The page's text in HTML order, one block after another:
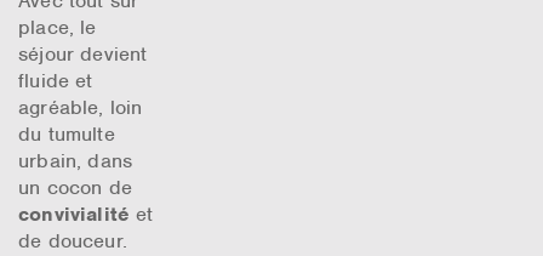
place, le
séjour devient
fluide et
agréable, loin
du tumulte
urbain, dans
un cocon de
convivialité et
de douceur.